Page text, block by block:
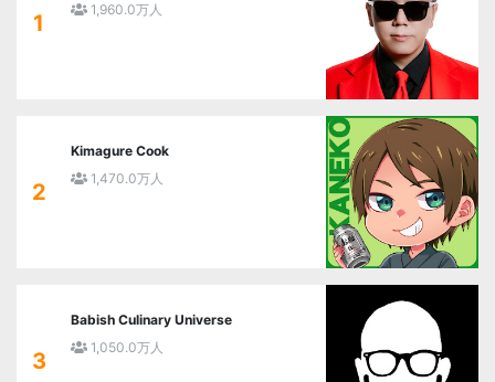
1
1,960.0万人
2
Kimagure Cook
1,470.0万人
3
Babish Culinary Universe
1,050.0万人